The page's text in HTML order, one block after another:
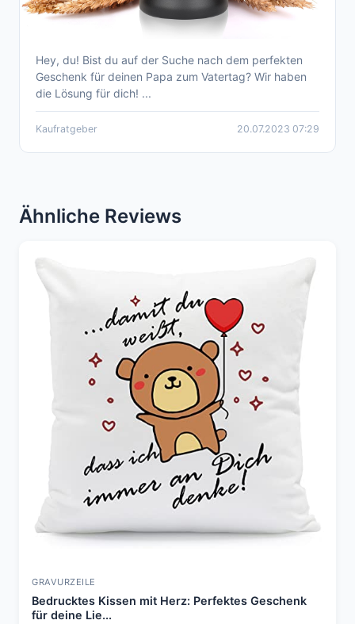
Der perfekte Kaufratgeber für die 10 besten
Vatertagsgeschenke
Hey, du! Bist du auf der Suche nach dem perfekten
Geschenk für deinen Papa zum Vatertag? Wir haben
die Lösung für dich! ...
Kaufratgeber 20.07.2023 07:29
Ähnliche Reviews
GRAVURZEILE
Bedrucktes Kissen mit Herz: Perfektes Geschenk
für deine Lie...